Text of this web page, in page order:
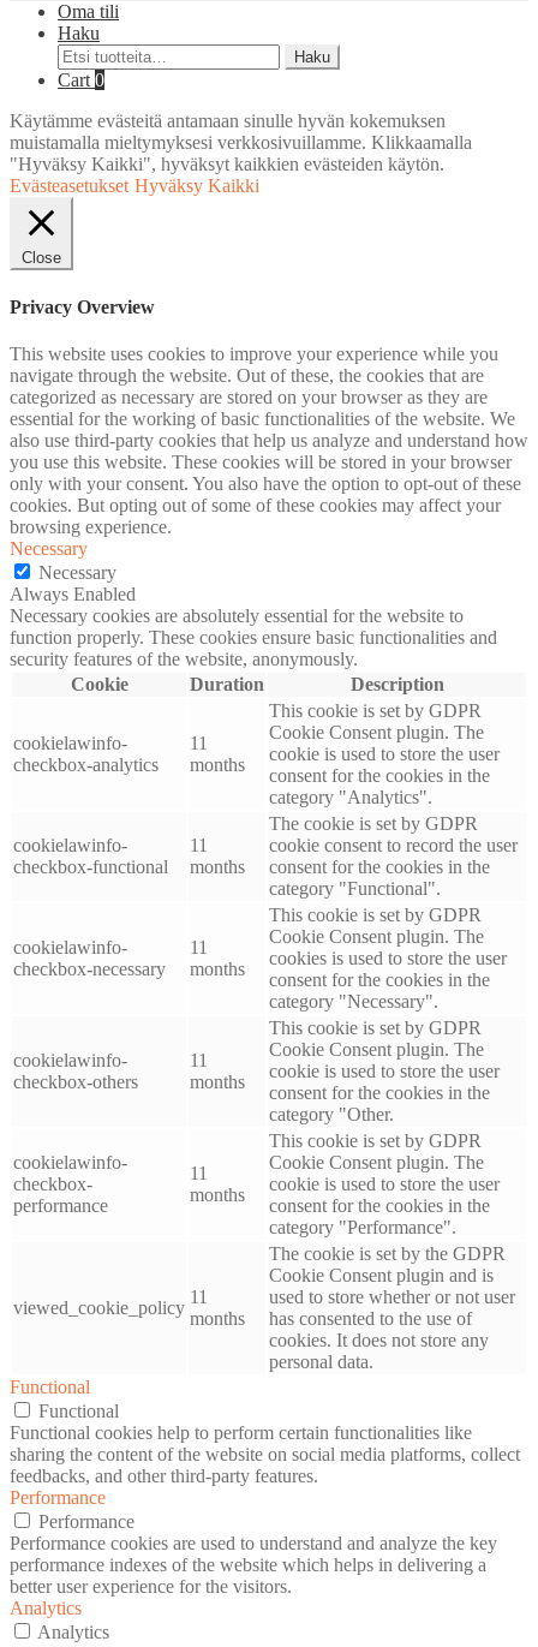
Oma tili
Haku
Etsi:
Haku
Cart 0
Käytämme evästeitä antamaan sinulle hyvän kokemuksen
muistamalla mieltymyksesi verkkosivuillamme. Klikkaamalla
"Hyväksy Kaikki", hyväksyt kaikkien evästeiden käytön.
Evästeasetukset Hyväksy Kaikki
Close
Privacy Overview
This website uses cookies to improve your experience while you
navigate through the website. Out of these, the cookies that are
categorized as necessary are stored on your browser as they are
essential for the working of basic functionalities of the website. We
also use third-party cookies that help us analyze and understand how
you use this website. These cookies will be stored in your browser
only with your consent. You also have the option to opt-out of these
cookies. But opting out of some of these cookies may affect your
browsing experience.
Necessary
Necessary
Always Enabled
Necessary cookies are absolutely essential for the website to
function properly. These cookies ensure basic functionalities and
security features of the website, anonymously.
Cookie
Duration Description
cookielawinfo-
checkbox-analytics
11
months
This cookie is set by GDPR
Cookie Consent plugin. The
cookie is used to store the user
consent for the cookies in the
category "Analytics".
cookielawinfo-
checkbox-functional
11
months
The cookie is set by GDPR
cookie consent to record the user
consent for the cookies in the
category "Functional".
cookielawinfo-
checkbox-necessary
11
months
This cookie is set by GDPR
Cookie Consent plugin. The
cookies is used to store the user
consent for the cookies in the
category "Necessary".
cookielawinfo-
checkbox-others
11
months
This cookie is set by GDPR
Cookie Consent plugin. The
cookie is used to store the user
consent for the cookies in the
category "Other.
cookielawinfo-
checkbox-
performance
11
months
This cookie is set by GDPR
Cookie Consent plugin. The
cookie is used to store the user
consent for the cookies in the
category "Performance".
viewed_cookie_policy
11
months
The cookie is set by the GDPR
Cookie Consent plugin and is
used to store whether or not user
has consented to the use of
cookies. It does not store any
personal data.
Functional
Functional
Functional cookies help to perform certain functionalities like
sharing the content of the website on social media platforms, collect
feedbacks, and other third-party features.
Performance
Performance
Performance cookies are used to understand and analyze the key
performance indexes of the website which helps in delivering a
better user experience for the visitors.
Analytics
Analytics